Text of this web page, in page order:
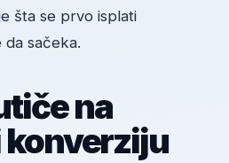
šta se prvo isplati
da sačeka.
na